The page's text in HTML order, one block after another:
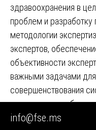
здравоохранения в
проблем и разработку
методологии
экспертов,
объективности
важными задачами
совершенствования
медицинских
info@fse.ms